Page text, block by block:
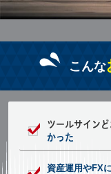
こんな
ツールサインど
かった
資産運用やFX